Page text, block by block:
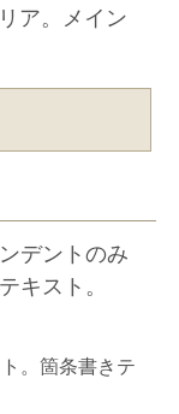
ア。メイン
デントのみ
キスト。
。箇条書きテ